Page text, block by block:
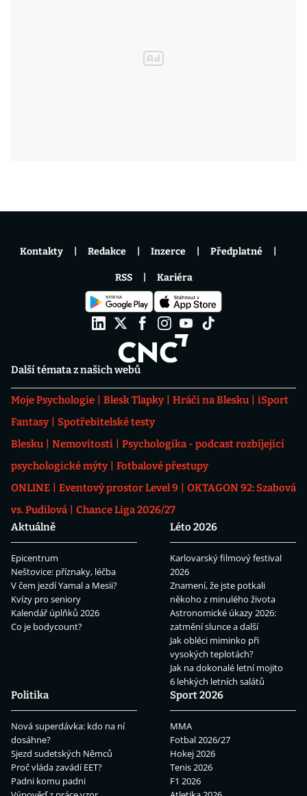
Další témata z našich webů
Moje Psychologie Blesk Tlapky Hráči na Blesku
iSport
Fantasy
Spotřebitelské testy
Blesku
Nemovitosti
Psychologika - podcast rozbíjející
psychologické mýty
Fotbalové přestupy
ONLINE
Eventový prostor Level 9
OKTAGON 92: Szabová
vs. Pudilová
Chance Liga 2026/27
Aktuálně
Epicentrum
Neštovice: příznaky, léčba
V čem jezdí Yamal a Mesii?
Kvízy pro seniory
Kalendář úplňků 2026
Co je bodycount?
Léto 2026
Karlovarský filmový festival
2026
Znamení, že jste potkali
někoho z minulého života
Astronomické úkazy 2026:
zatmění slunce a další
Jak obléci miminko při
vysokých teplotách?
Jak na dokonalé letní mojito
6 lehkých letních salátů
Politika
Nová superdávka: kdo na ní
dosáhne?
Sjezd sudetských Němců
Proč vláda zavádí EET?
Padni komu padni
Sport 2026
MMA
Fotbal 2026/27
Hokej 2026
Tenis 2026
F1 2026
Kontakty Redakce Inzerce Předplatné
RSS Kariéra